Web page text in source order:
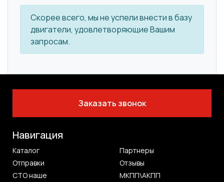
Скорее всего, мы не успели внести в базу
двигатели, удовлетворяющие Вашим
запросам.
Заказать звонок
Навигация
Каталог
Партнеры
Отправки
Отзывы
СТО наше
МКПП\АКПП